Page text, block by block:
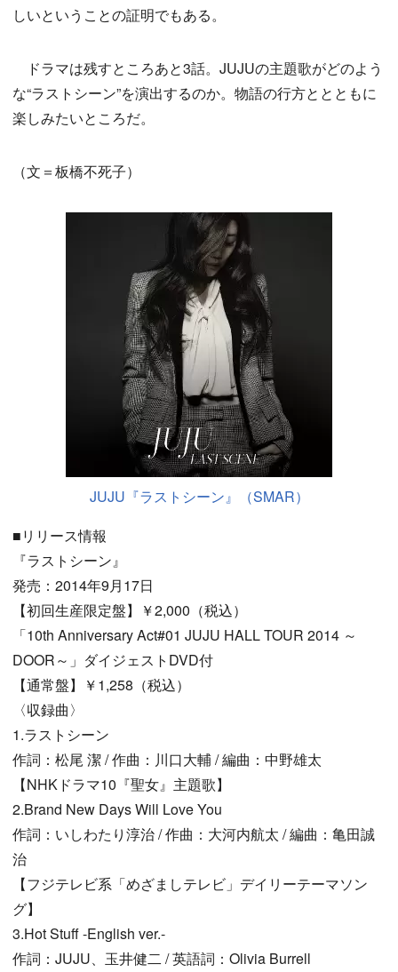
しいということの証明でもある。
ドラマは残すところあと3話。JUJUの主題歌がどのよう
な“ラストシーン”を演出するのか。物語の行方ととともに
楽しみたいところだ。
（文＝板橋不死子）
JUJU『ラストシーン』（SMAR）
■リリース情報
『ラストシーン』
発売：2014年9月17日
【初回生産限定盤】￥2,000（税込）
「10th Anniversary Act#01 JUJU HALL TOUR 2014 ～
DOOR～」ダイジェストDVD付
【通常盤】￥1,258（税込）
〈収録曲〉
1.ラストシーン
作詞：松尾 潔 / 作曲：川口大輔 / 編曲：中野雄太
【NHKドラマ10『聖女』主題歌】
2.Brand New Days Will Love You
作詞：いしわたり淳治 / 作曲：大河内航太 / 編曲：亀田誠
治
【フジテレビ系「めざましテレビ」デイリーテーマソン
グ】
3.Hot Stuff -English ver.-
作詞：JUJU、玉井健二 / 英語詞：Olivia Burrell